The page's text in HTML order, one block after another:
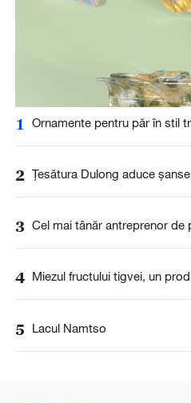
1 Ornamente pentru păr în stil
2 Țesătura Dulong aduce
3 Cel mai tânăr antreprenor de
4 Miezul fructului tigvei, un
5 Lacul Namtso